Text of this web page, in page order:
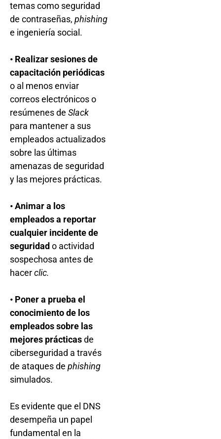
temas como seguridad
de contraseñas, phishing
e ingeniería social.
• Realizar sesiones de
capacitación periódicas
o al menos enviar
correos electrónicos o
resúmenes de Slack
para mantener a sus
empleados actualizados
sobre las últimas
amenazas de seguridad
y las mejores prácticas.
• Animar a los
empleados a reportar
cualquier incidente de
seguridad o actividad
sospechosa antes de
hacerclic.
• Poner a prueba el
conocimiento de los
empleados sobre las
mejores prácticasde
ciberseguridad a través
de ataques de phishing
simulados.
Es evidente que el DNS
desempeña un papel
fundamental en la